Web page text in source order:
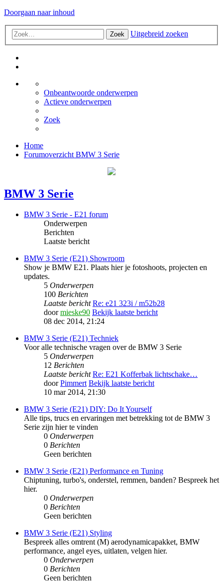
Doorgaan naar inhoud
Zoek Uitgebreid zoeken
Onbeantwoorde onderwerpen
Actieve onderwerpen
Zoek
Home
Forumoverzicht BMW 3 Serie
BMW 3 Serie
BMW 3 Serie - E21 forum
Onderwerpen
Berichten
Laatste bericht
BMW 3 Serie (E21) Showroom
Show je BMW E21. Plaats hier je fotoshoots, projecten en
updates.
5 Onderwerpen
100 Berichten
Laatste bericht Re: e21 323i / m52b28
doormieske90 Bekijk laatste bericht
08 dec 2014, 21:24
BMW 3 Serie (E21) Techniek
Voor alle technische vragen over de BMW 3 Serie
5 Onderwerpen
12 Berichten
Laatste bericht Re: E21 Kofferbak lichtschake…
doorPimmert Bekijk laatste bericht
10 mar 2014, 21:30
BMW 3 Serie (E21) DIY: Do It Yourself
Alle tips, trucs en ervaringen met betrekking tot de BMW 3
Serie zijn hier te vinden
0 Onderwerpen
0 Berichten
Geen berichten
BMW 3 Serie (E21) Performance en Tuning
Chiptuning, turbo's, onderstel, remmen, banden? Bespreek het
hier.
0 Onderwerpen
0 Berichten
Geen berichten
BMW 3 Serie (E21) Styling
Bespreek alles omtrent (M) aerodynamicapakket, BMW
performance, angel eyes, uitlaten, velgen hier.
0 Onderwerpen
0 Berichten
Geen berichten